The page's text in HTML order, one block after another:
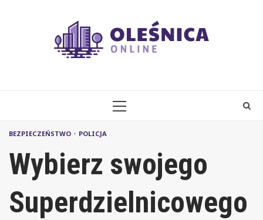
PRIMARY
BEZPIECZEŃSTWO POLICJA
Wybierz swojego
Superdzielnicowego